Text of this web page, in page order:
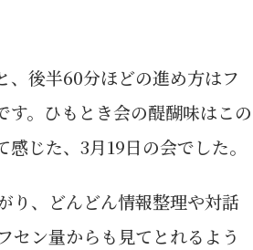
、後半60分ほどの進め方はフ
。ひもとき会の醍醐味はこの
じた、3月19日の会でした。
り、どんどん情報整理や対話
セン量からも見てとれるよう